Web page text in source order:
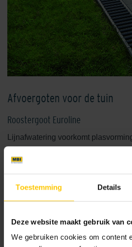
Toestemming Details
Deze website maakt gebruik van
We gebruiken cookies om content
Afvoergoten voor de tuin
Roostergoot Euroline
Lijnafwatering voorkomt
Easygarden
blijft de
oprit, garage en terras beloopbaar,
regenval. De Euroline watergoot
past perfect bij grotere tegels.
in kunststof, verzinkt staal en